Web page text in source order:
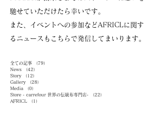
馳せていただけたら幸いです。
​また、イベントへの参加などAFRICLに関す
るニュースもこちらで発信してまいります。
全ての記事 （79）
News
（42）
Story
（12）
Gallery
（28）
Media
（0）
Store - carrefour 世界の伝統布専門店-
（22）
AFRICL
（1）